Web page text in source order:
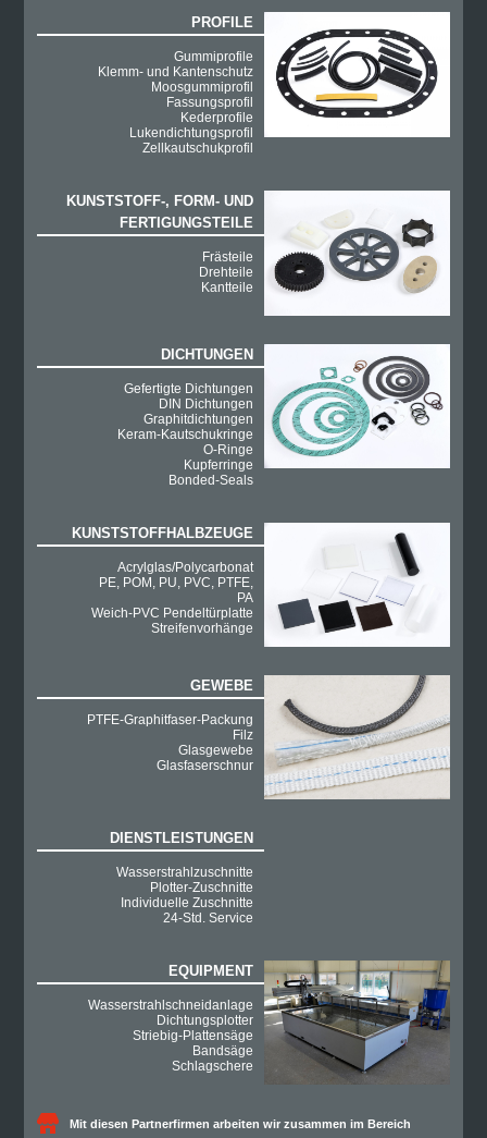
PROFILE
Gummiprofile
Klemm- und Kantenschutz
Moosgummiprofil
Fassungsprofil
Kederprofile
Lukendichtungsprofil
Zellkautschukprofil
KUNSTSTOFF-, FORM- UND
FERTIGUNGSTEILE
Frästeile
Drehteile
Kantteile
DICHTUNGEN
Gefertigte Dichtungen
DIN Dichtungen
Graphitdichtungen
Keram-Kautschukringe
O-Ringe
Kupferringe
Bonded-Seals
KUNSTSTOFFHALBZEUGE
Acrylglas/Polycarbonat
PE, POM, PU, PVC, PTFE,
PA
Weich-PVC Pendeltürplatte
Streifenvorhänge
GEWEBE
PTFE-Graphitfaser-Packung
Filz
Glasgewebe
Glasfaserschnur
DIENSTLEISTUNGEN
Wasserstrahlzuschnitte
Plotter-Zuschnitte
Individuelle Zuschnitte
24-Std. Service
EQUIPMENT
Wasserstrahlschneidanlage
Dichtungsplotter
Striebig-Plattensäge
Bandsäge
Schlagschere
Mit diesen Partnerfirmen arbeiten wir zusammen im Bereich